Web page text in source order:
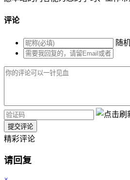
评论
随
提交评论
精彩评论
请回复